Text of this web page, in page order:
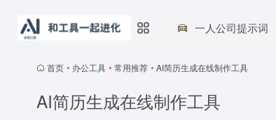
一人公司提示词
首页 • 办公工具 • 常用推荐 • AI简历生成在线制作工具
AI简历生成在线制作工具